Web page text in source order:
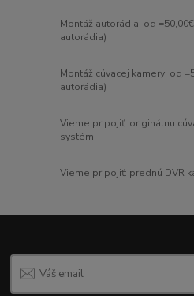
Montáž autorádia: od
autorádia)
Montáž cúvacej kamery: od
autorádia)
Vieme pripojiť: originálnu
systém
Vieme pripojiť: prednú DVR